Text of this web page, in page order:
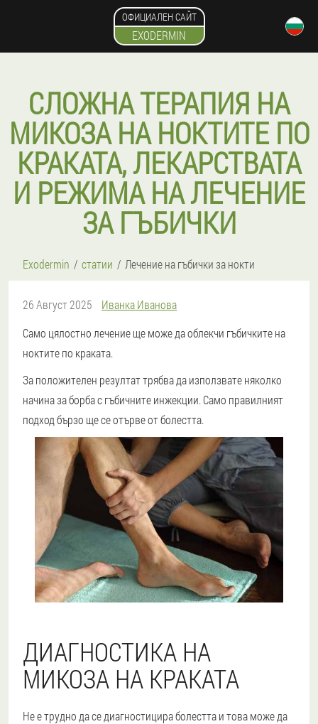
ОФИЦИАЛЕН САЙТ
EXODERMIN
СЛОЖНА ТЕРАПИЯ НА
МИКОЗА НА НОКТИТЕ ПО
КРАКАТА, ЛЕКАРСТВАТА
И РЕЖИМА НА ЛЕЧЕНИЕ
ЗА ГЪБИЧКИ
Exodermin статии Лечение на гъбички за нокти
26 Август 2025
Иванка Иванова
Само цялостно лечение ще може да облекчи гъбичките на
ноктите по краката.
За положителен резултат трябва да използвате няколко
начина за борба с гъбичните инжекции.Само правилният
подход бързо ще се отърве от болестта.
ДИАГНОСТИКА НА
МИКОЗА НА КРАКАТА
Не е трудно да се диагностицира болестта и това може да